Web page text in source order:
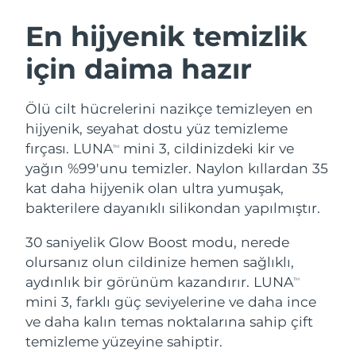
En hijyenik temizlik
için daima hazır
Ölü cilt hücrelerini nazikçe temizleyen en
hijyenik, seyahat dostu yüz temizleme
fırçası. LUNATM
mini 3, cildinizdeki kir ve
yağın %99'unu temizler. Naylon kıllardan 35
kat daha hijyenik olan ultra yumuşak,
bakterilere dayanıklı silikondan yapılmıştır.
30 saniyelik Glow Boost modu, nerede
olursanız olun cildinize hemen sağlıklı,
aydınlık bir görünüm kazandırır. LUNATM
mini 3, farklı güç seviyelerine ve daha ince
ve daha kalın temas noktalarına sahip çift
temizleme yüzeyine sahiptir.
LUNA™ 4 seti
Anti-aging massage
LUNA™ 4 Plus
LUNA™ 4 Men
For men, anti-aging massage
BEAR™ 2 seti
Microcurrent toning
BEAR™ 2 go
BEAR™ 2 eyes & lips
Microcurrent line smoothing device
Nemlendirme
UFO™ 3 seti
Deep facial hydration
UFO™ 3 LED
Near-infrared and red light therapy
device
Ağız bakımı
issa™ 4
Hybrid silicone sonic toothbrush
issa™ 4 plus
Smart hybrid silicone sonic toothbrush
FAQ™ YAŞLANMA KARŞITI BAKIM
Yaşlanma karşıtı LED bakım
Avusturya Tahmini teslim tarihi 8/10/26
Bahreyn Tahmini teslim tarihi
Belçika Tahmini teslim tarihi 8/10/26
Bermuda Tahmini teslim tarihi8/16/26
Bosna-Hersek Tahmini teslim tarihi
Bulgaristan Tahmini teslim tarihi8/10/26
Kanada Tahmini teslim tarihi8/14/26
Şili Tahmini teslim tarihi